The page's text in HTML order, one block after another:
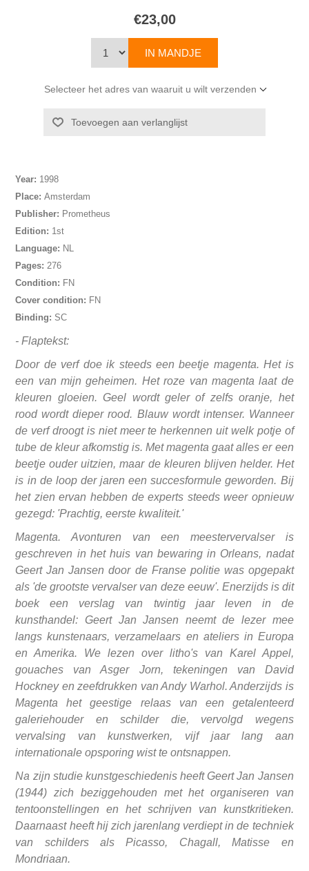
€23,00
Selecteer het adres van waaruit u wilt verzenden
Year: 1998
Place: Amsterdam
Publisher: Prometheus
Edition: 1st
Language: NL
Pages: 276
Condition: FN
Cover condition: FN
Binding: SC
- Flaptekst:
Door de verf doe ik steeds een beetje magenta. Het is
een van mijn geheimen. Het roze van magenta laat de
kleuren gloeien. Geel wordt geler of zelfs oranje, het
rood wordt dieper rood. Blauw wordt intenser. Wanneer
de verf droogt is niet meer te herkennen uit welk potje of
tube de kleur afkomstig is. Met magenta gaat alles er een
beetje ouder uitzien, maar de kleuren blijven helder. Het
is in de loop der jaren een succesformule geworden. Bij
het zien ervan hebben de experts steeds weer opnieuw
gezegd: 'Prachtig, eerste kwaliteit.'
Magenta. Avonturen van een meestervervalser is
geschreven in het huis van bewaring in Orleans, nadat
Geert Jan Jansen door de Franse politie was opgepakt
als 'de grootste vervalser van deze eeuw'. Enerzijds is dit
boek een verslag van twintig jaar leven in de
kunsthandel: Geert Jan Jansen neemt de lezer mee
langs kunstenaars, verzamelaars en ateliers in Europa
en Amerika. We lezen over litho's van Karel Appel,
gouaches van Asger Jorn, tekeningen van David
Hockney en zeefdrukken van Andy Warhol. Anderzijds is
Magenta het geestige relaas van een getalenteerd
galeriehouder en schilder die, vervolgd wegens
vervalsing van kunstwerken, vijf jaar lang aan
internationale opsporing wist te ontsnappen.
Na zijn studie kunstgeschiedenis heeft Geert Jan Jansen
(1944) zich beziggehouden met het organiseren van
tentoonstellingen en het schrijven van kunstkritieken.
Daarnaast heeft hij zich jarenlang verdiept in de techniek
van schilders als Picasso, Chagall, Matisse en
Mondriaan.